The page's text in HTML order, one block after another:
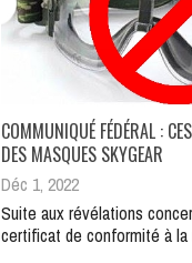
COMMUNIQUÉ FÉDÉRAL :
DES MASQUES SKYGEAR
Déc 1, 2022
Suite aux révélations
certificat de conformité à